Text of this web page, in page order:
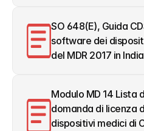
SO 648(E), Guida
software dei
del MDR 2017 in India
Modulo MD 14 Lista
domanda di licenza
dispositivi medici di